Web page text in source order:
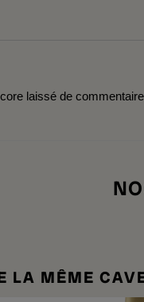
laissé de
LA MÊME